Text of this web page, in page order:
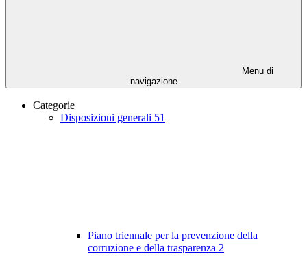
Menu di
navigazione
Categorie
Disposizioni generali 51
Piano triennale per la prevenzione della
corruzione e della trasparenza 2